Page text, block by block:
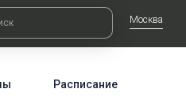
Москва
Расписание